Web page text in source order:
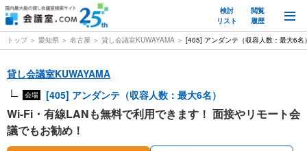
検討
リスト
閲覧
履歴
トップ 愛知県 名古屋 貸し会議室KUWAYAMA [405] アンダンテ（収容人数：最大6名
貸し会議室KUWAYAMA
会場 [405] アンダンテ（収容人数：最大6名）
Wi-Fi・有線LANも無料で利用できます！ 面接やリモート会
議でもお勧め！